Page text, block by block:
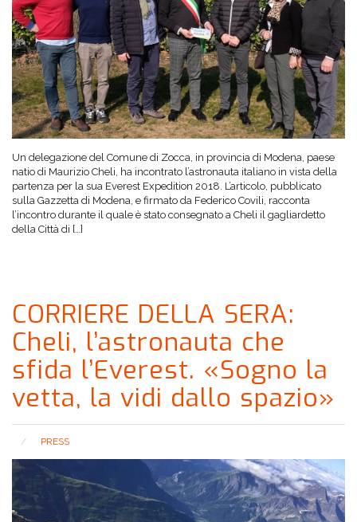
Un delegazione del Comune di Zocca, in provincia di Modena, paese
natio di Maurizio Cheli, ha incontrato l’astronauta italiano in vista della
partenza per la sua Everest Expedition 2018. L’articolo, pubblicato
sulla Gazzetta di Modena, e firmato da Federico Covili, racconta
l’incontro durante il quale è stato consegnato a Cheli il gagliardetto
della Città di […]
CORRIERE DELLA SERA:
Cheli, l’astronauta che
sfida l’Everest. «Sogno la
vetta, la vidi dallo spazio»
PRESS